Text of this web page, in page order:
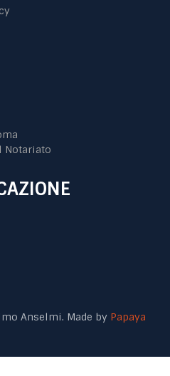
Notariato
Anselmi. Made by Papaya